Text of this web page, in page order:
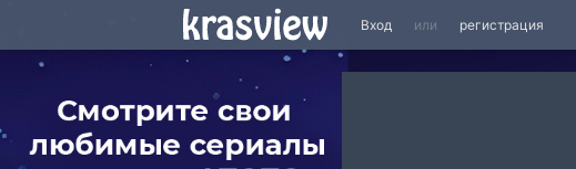
Вход или регистрация